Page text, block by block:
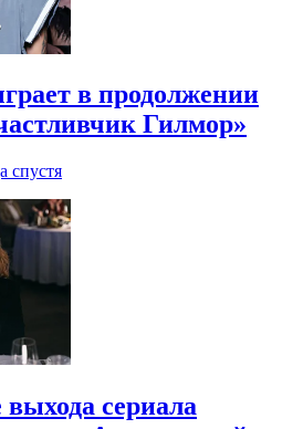
в продолжении
Гилмор»
спустя
сериала